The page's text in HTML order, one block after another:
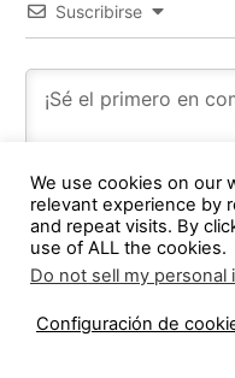
Suscribirse
We use cookies on our
relevant experience by
and repeat visits. By
use of ALL the cookies.
Do not sell my personal
Configuración de